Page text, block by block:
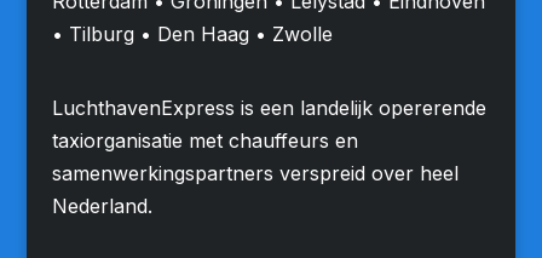
• Tilburg • Den Haag • Zwolle
LuchthavenExpress is een landelijk opererende
taxiorganisatie met chauffeurs en
samenwerkingspartners verspreid over heel
Nederland.